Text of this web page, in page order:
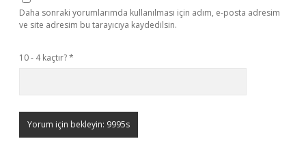
Daha sonraki yorumlarımda kullanılması için adım, e-posta adresim
ve site adresim bu tarayıcıya kaydedilsin.
10 - 4 kaçtır?*